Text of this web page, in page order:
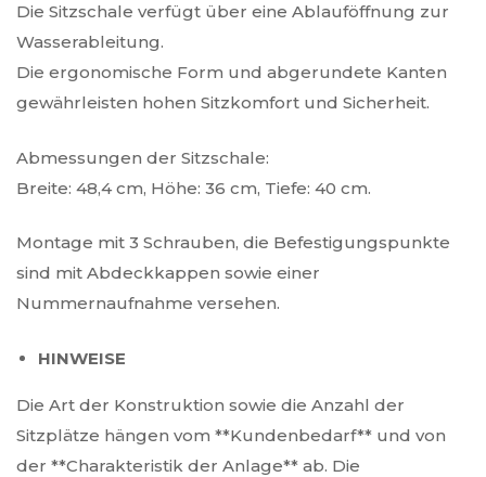
Die Sitzschale verfügt über eine Ablauföffnung zur
Wasserableitung.
Die ergonomische Form und abgerundete Kanten
gewährleisten hohen Sitzkomfort und Sicherheit.
Abmessungen der Sitzschale:
Breite: 48,4 cm, Höhe: 36 cm, Tiefe: 40 cm.
Montage mit 3 Schrauben, die Befestigungspunkte
sind mit Abdeckkappen sowie einer
Nummernaufnahme versehen.
HINWEISE
Die Art der Konstruktion sowie die Anzahl der
Sitzplätze hängen vom **Kundenbedarf** und von
der **Charakteristik der Anlage** ab. Die